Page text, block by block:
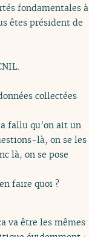
fondamentales à
êtes président de
collectées
fallu qu’on ait un
là, on se les
là, on se pose
faire quoi ?
va être les mêmes